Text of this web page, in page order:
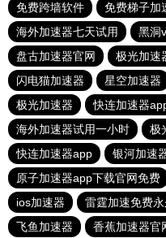
免费跨墙软件
免费梯子加
海外加速器七天试用
黑洞
盘古加速器官网
极光加速
闪电猫加速器
星空加速器
极光加速器
快连加速器
海外加速器试用一小时
极
快连加速器app
银河加速
原子加速器app下载官网免费
ios加速器
雷霆加速免费永
飞鱼加速器
香蕉加速器官